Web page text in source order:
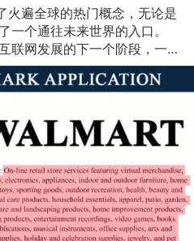
火遍全球的热门概念，无论是
一个通往未来世界的入口。
联网发展的下一个阶段，一个
撑、内容可以不断丰富的虚拟
互连接的全新世界(7.840,
宣布将公司名称改为
的雄心以来，更是进一步带火
众多企业急于弄清楚如何融入
越旺，从互联网蔓延至零售
16日报道，沃尔玛正低调进军
造和销售虚